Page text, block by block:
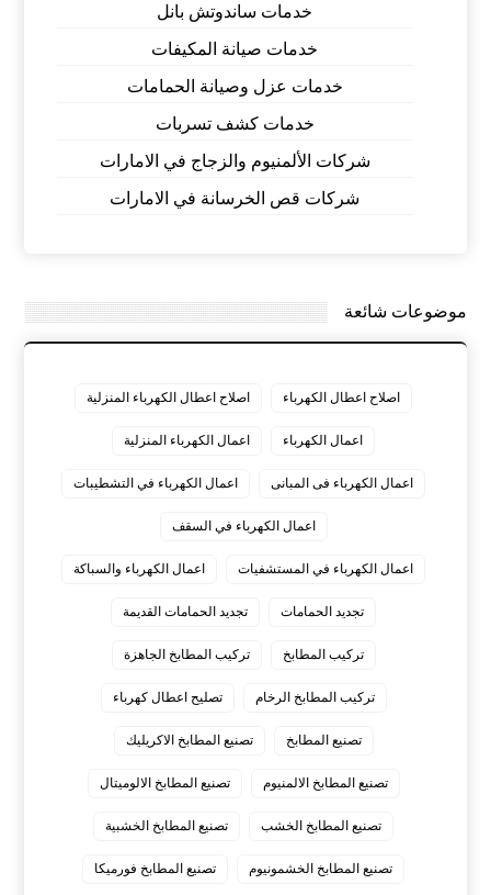
خدمات ساندوتش بانل
خدمات صيانة المكيفات
خدمات عزل وصيانة الحمامات
خدمات كشف تسربات
شركات الألمنيوم والزجاج في الامارات
شركات قص الخرسانة في الامارات
موضوعات شائعة
اصلاح اعطال الكهرباء اصلاح اعطال الكهرباء المنزلية
اعمال الكهرباء اعمال الكهرباء المنزلية
اعمال الكهرباء فى المبانى اعمال الكهرباء في التشطيبات
اعمال الكهرباء في السقف
اعمال الكهرباء في المستشفيات اعمال الكهرباء والسباكة
تجديد الحمامات تجديد الحمامات القديمة
تركيب المطابخ تركيب المطابخ الجاهزة
تركيب المطابخ الرخام تصليح اعطال كهرباء
تصنيع المطابخ تصنيع المطابخ الاكريليك
تصنيع المطابخ الالمنيوم تصنيع المطابخ الالوميتال
تصنيع المطابخ الخشب تصنيع المطابخ الخشبية
تصنيع المطابخ الخشمونيوم تصنيع المطابخ فورميكا